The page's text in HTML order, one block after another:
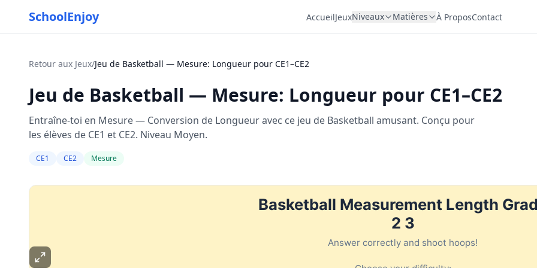
SchoolEnjoy AccueilJeuxNiveaux Matières À ProposContact
Retour aux Jeux/Jeu de Basketball — Mesure: Longueur pour CE1–CE2
Jeu de Basketball — Mesure: Longueur pour CE1–CE2
Entraîne-toi en Mesure — Conversion de Longueur avec ce jeu de Basketball amusant. Conçu pour
les élèves de CE1 et CE2. Niveau Moyen.
CE1 CE2 Mesure